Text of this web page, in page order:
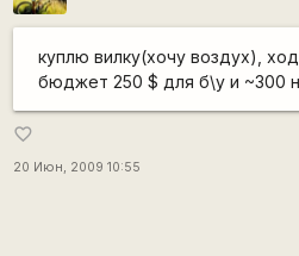
куплю вилку(хочу воздух),
бюджет 250 $ для б\у и ~300
favorite_border
20 Июн, 2009 10:55